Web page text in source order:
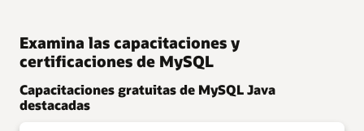
Examina las capacitaciones y
certificaciones de MySQL
Capacitaciones gratuitas de MySQL Java
destacadas